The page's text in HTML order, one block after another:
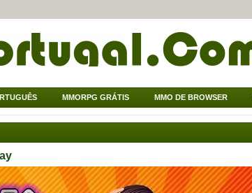
MMORPG GRÁTIS MMO DE BROWSER